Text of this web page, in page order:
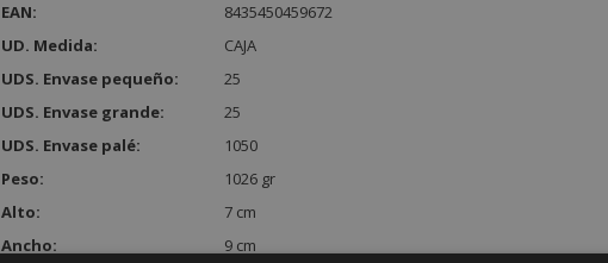
EAN:
8435450459672
UD. Medida:
CAJA
UDS. Envase pequeño:
25
UDS. Envase grande:
25
UDS. Envase palé:
1050
Peso:
1026 gr
Alto:
7 cm
Ancho:
9 cm